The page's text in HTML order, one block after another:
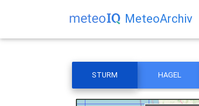
MeteoArchiv
STURM HAGEL